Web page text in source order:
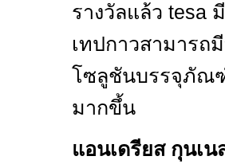
รางวัลแล้ว tesa
เทปกาวสามารถ
โซลูชันบรรจุภัณ
มากขึ้น
แอนเดรียส กุนเ